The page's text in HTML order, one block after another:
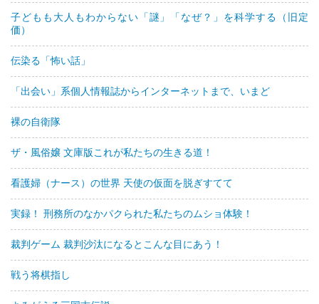
子どもも大人もわからない「謎」「なぜ？」を科学する（旧定
価）
伝染る「怖い話」
「出会い」系個人情報誌からインターネットまで、いまど
裸の自衛隊
ザ・風俗嬢 文庫版これが私たちの生きる道！
看護婦（ナース）の世界 天使の仮面を脱ぎすてて
実録！ 刑務所のなかパクられた私たちのムショ体験！
裁判ゲーム 裁判沙汰になるとこんな目にあう！
戦う将棋指し